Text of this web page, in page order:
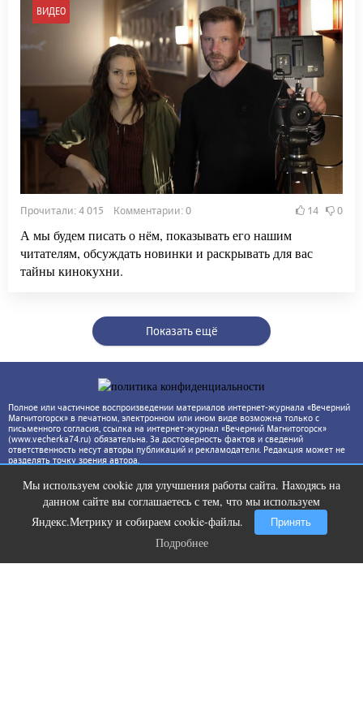
ВИДЕО
Прочитали: 4 015 Комментарии: 0 14 0
А мы будем писать о нём, показывать его нашим
читателям, обсуждать новинки и раскрывать для вас
тайны кинокухни.
Показать ещё
Полное или частичное воспроизведении материалов интернет-журнала «Вечерний
Магнитогорск» в печатном, электронном или ином виде возможна только с
письменного согласия, ссылка на интернет-журнал «Вечерний Магнитогорск»
(www.vecherka74.ru) обязательна. За достоверность фактов и сведений
ответственность несут авторы публикаций и рекламодатели. Редакция может не
разделять точку зрения автора.
Мы используем cookie для улучшения работы сайта. Находясь на
данном сайте вы соглашаетесь с тем, что мы используем
Яндекс.Метрику и собираем cookie-файлы.
Принять
Подробнее
Скрытая камера на пляже Крыма:
Что люди вытворяют, когда их не
видят...
Подробнее